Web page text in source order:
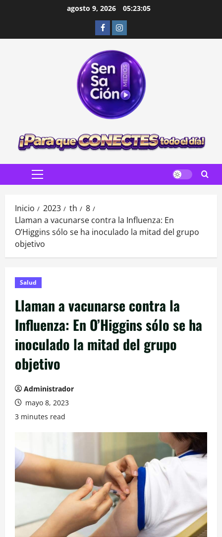
agosto 9, 2026 05:23:07
FacebookInstagram
Menú
Inicio 2023 th
8
Llaman a vacunarse contra la Influenza: En
O’Higgins sólo se ha inoculado la mitad del grupo
objetivo
Salud
Llaman a vacunarse contra la
Influenza: En O’Higgins sólo se ha
inoculado la mitad del grupo
objetivo
Administrador
mayo 8, 2023
3 minutes read